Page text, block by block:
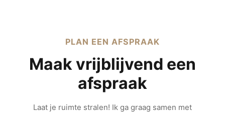
PLAN EEN AFSPRAAK
Maak vrijblijvend een
afspraak
Laat je ruimte stralen! Ik ga graag samen met